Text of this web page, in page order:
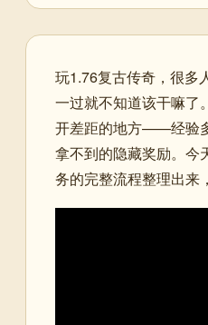
玩1.76复古传奇，很多
一过就不知道该干嘛了
开差距的地方——经验
拿不到的隐藏奖励。今
务的完整流程整理出来